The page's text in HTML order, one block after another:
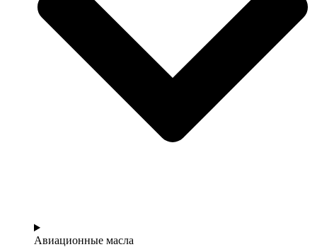
Авиационные масла